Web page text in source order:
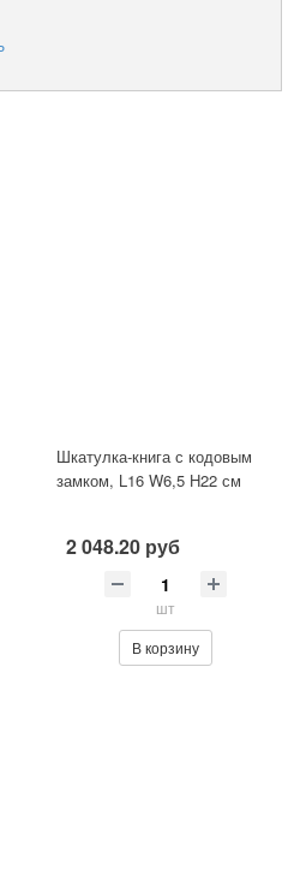
Шкатулка-книга с кодовым
замком, L16 W6,5 H22 см
2 048.20 руб
шт
В корзину